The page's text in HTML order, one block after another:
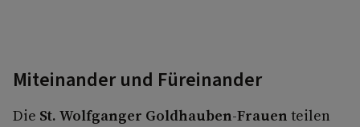
Miteinander und Füreinander
Die St. Wolfganger Goldhauben-Frauen teilen